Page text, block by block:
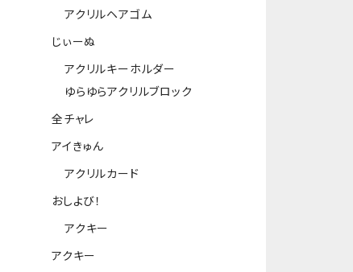
アクリルヘアゴム
じぃーぬ
アクリルキーホルダー
ゆらゆらアクリルブロック
全チャレ
アイきゅん
アクリルカード
おしよび！
アクキー
アクキー